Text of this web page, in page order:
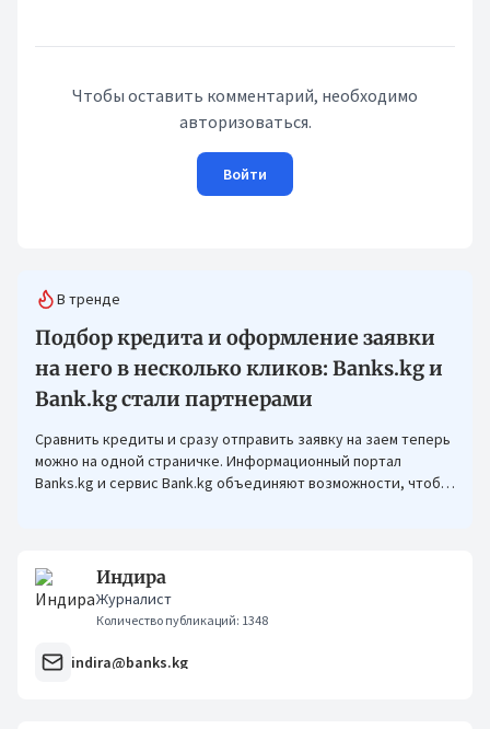
Чтобы оставить комментарий, необходимо
авторизоваться.
Войти
В тренде
Подбор кредита и оформление заявки
на него в несколько кликов: Banks.kg и
Bank.kg стали партнерами
Сравнить кредиты и сразу отправить заявку на заем теперь
можно на одной страничке. Информационный портал
Banks.kg и сервис Bank.kg объединяют возможности, чтобы
Индира
Журналист
Количество публикаций: 1348
indira@banks.kg